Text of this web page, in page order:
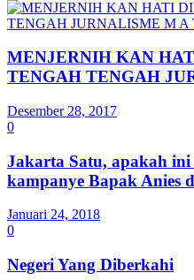
MENJERNIH KAN
TENGAH TENGAH
Desember 28, 2017
0
Jakarta Satu, apakah
kampanye Bapak Anies
Januari 24, 2018
0
Negeri Yang Diberkahi